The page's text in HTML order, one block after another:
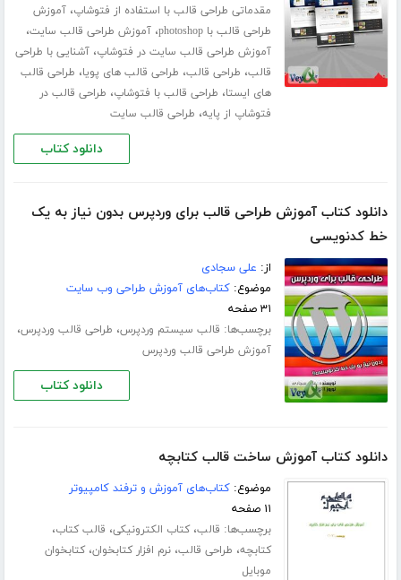
مقدماتی طراحی قالب با استفاده از فتوشاپ،آموزش
طراحی قالب با photoshop
،آموزش طراحی قالب سایت،
آموزش طراحی قالب سایت در فتوشاپ،آشنایی با طراحی
قالب، طراحی قالب، طراحی قالب های پویا، طراحی قالب
های ایستا، طراحی قالب با فتوشاپ، طراحی قالب در
فتوشاپ از پایه، طراحی قالب سایت
دانلود کتاب
دانلود کتاب آموزش طراحی قالب برای وردپرس بدون نیاز به یک
خط کدنویسی
از: علی سجادی
موضوع:کتاب‌های آموزش طراحی وب سایت
۳۱ صفحه
برچسب‌ها: قالب سیستم وردپرس، طراحی قالب وردپرس،
آموزش طراحی قالب وردپرس
دانلود کتاب
دانلود کتاب آموزش ساخت قالب کتابچه
موضوع:کتاب‌های آموزش و ترفند کامپیوتر
۱۱ صفحه
برچسب‌ها: قالب،کتاب الکترونیکی، قالب کتاب،
کتابچه، طراحی قالب،نرم افزار کتابخوان،کتابخوان
موبایل